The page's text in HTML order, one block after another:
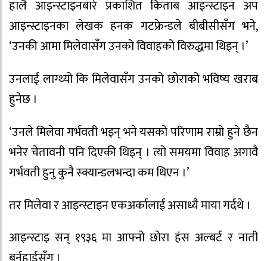
हालै आइन्स्टाइनबारे प्रकाशित किताब आइन्स्टाइन अप
आइन्स्टाइनका लेखक हनक गटफ्रेन्डले बीबीसीसँग भने,
‘उनकी आमा मिलेवासँग उनको विवाहको विरुद्धमा थिइन् ।’
उनलाई लाग्थ्यो कि मिलेवासँग उनको छोराको भविष्य खराब
हुनेछ ।
‘उनले मिलेवा गर्भवती भइन् भने यसको परिणाम राम्रो हुने छैन
भनेर चेतावनी पनि दिएकी थिइन् । त्यो समयमा विवाह अगावै
गर्भवती हुनु कुनै स्क्यान्डलभन्दा कम थिएन ।’
तर मिलेवा र आइन्स्टाइन एकअर्कालाई असाध्यै माया गर्दथे ।
आइन्स्टाइ सन् १९३६ मा आफ्नो छोरा हंस अल्बर्ट र नाती